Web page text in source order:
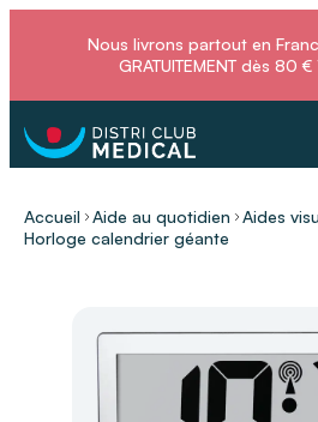
Nous livrons partout en
GRATUITEMENT dès 80
Accueil Aide au quotidien
Aides
Horloge calendrier géante